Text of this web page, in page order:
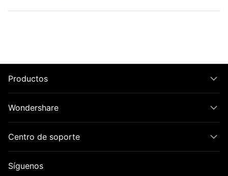
Productos
Wondershare
Centro de soporte
Síguenos